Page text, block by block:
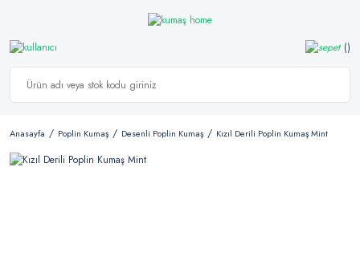
Anasayfa Poplin Kumaş Desenli Poplin Kumaş Kızıl Derili Poplin Kumaş Mint